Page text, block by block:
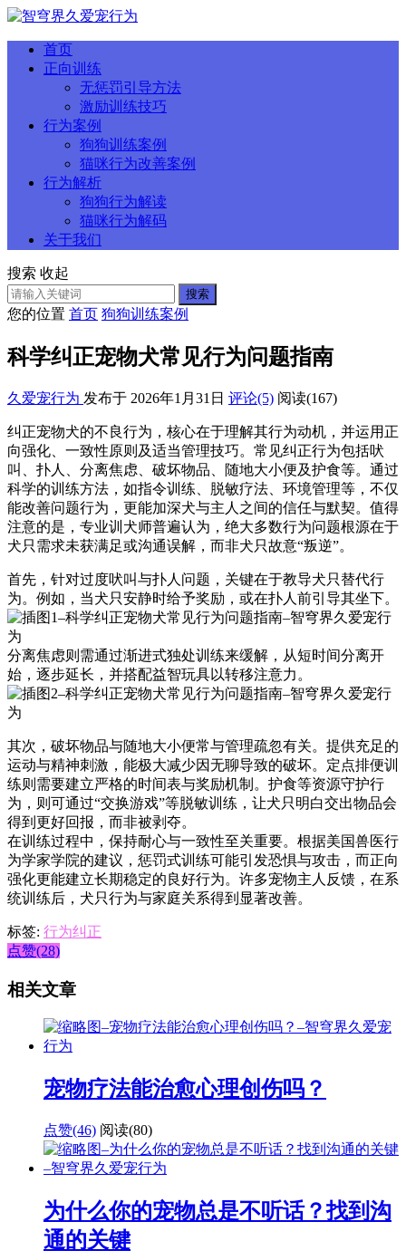
首页
正向训练
无惩罚引导方法
激励训练技巧
行为案例
狗狗训练案例
猫咪行为改善案例
行为解析
狗狗行为解读
猫咪行为解码
关于我们
搜索 收起
搜索
您的位置 首页 狗狗训练案例
科学纠正宠物犬常见行为问题指南
久爱宠行为 发布于 2026年1月31日 评论(5) 阅读(167)
纠正宠物犬的不良行为，核心在于理解其行为动机，并运用正
向强化、一致性原则及适当管理技巧。常见纠正行为包括吠
叫、扑人、分离焦虑、破坏物品、随地大小便及护食等。通过
科学的训练方法，如指令训练、脱敏疗法、环境管理等，不仅
能改善问题行为，更能加深犬与主人之间的信任与默契。值得
注意的是，专业训犬师普遍认为，绝大多数行为问题根源在于
犬只需求未获满足或沟通误解，而非犬只故意“叛逆”。
首先，针对过度吠叫与扑人问题，关键在于教导犬只替代行
为。例如，当犬只安静时给予奖励，或在扑人前引导其坐下。
分离焦虑则需通过渐进式独处训练来缓解，从短时间分离开
始，逐步延长，并搭配益智玩具以转移注意力。
其次，破坏物品与随地大小便常与管理疏忽有关。提供充足的
运动与精神刺激，能极大减少因无聊导致的破坏。定点排便训
练则需要建立严格的时间表与奖励机制。护食等资源守护行
为，则可通过“交换游戏”等脱敏训练，让犬只明白交出物品会
得到更好回报，而非被剥夺。
在训练过程中，保持耐心与一致性至关重要。根据美国兽医行
为学家学院的建议，惩罚式训练可能引发恐惧与攻击，而正向
强化更能建立长期稳定的良好行为。许多宠物主人反馈，在系
统训练后，犬只行为与家庭关系得到显著改善。
标签: 行为纠正
点赞(28)
相关文章
宠物疗法能治愈心理创伤吗？
点赞(46) 阅读(80)
为什么你的宠物总是不听话？找到沟
通的关键